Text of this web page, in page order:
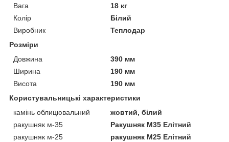
Вага
18 кг
Колір
Білий
Виробник
Теплодар
Розміри
Довжина
390 мм
Ширина
190 мм
Висота
190 мм
Користувальницькі характеристики
камінь облицювальний
жовтий, білий
ракушняк м-35
Ракушняк М35 Елітний
ракушняк м-25
ракушняк М25 Елітний